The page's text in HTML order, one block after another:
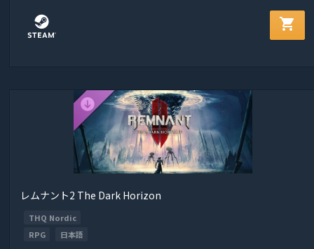
shopping_cart
レムナント2 The Dark Horizon
THQ Nordic
RPG
日本語